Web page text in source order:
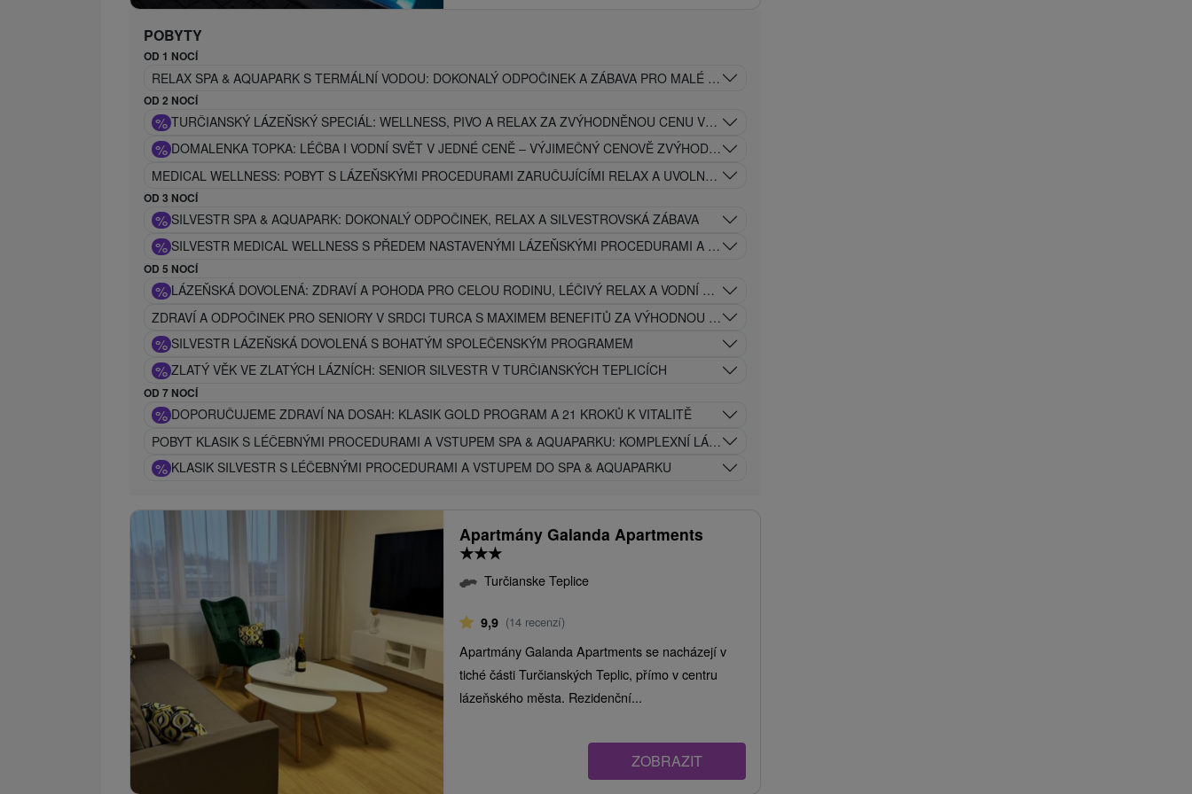
POBYTY
OD 1 NOCÍ
RELAX SPA & AQUAPARK S TERMÁLNÍ VODOU: DOKONALÝ ODPOČINEK A ZÁBAVA PRO MALÉ I VELKÉ
OD 2 NOCÍ
% TURČIANSKÝ LÁZEŇSKÝ SPECIÁL: WELLNESS, PIVO A RELAX ZA ZVÝHODNĚNOU CENU VE VYBRANÝCH TERMÍNECH
% DOMALENKA TOPKA: LÉČBA I VODNÍ SVĚT V JEDNÉ CENĚ – VÝJIMEČNÝ CENOVĚ ZVÝHODNĚNÝ LÁZEŇSKÝ BALÍK
MEDICAL WELLNESS: POBYT S LÁZEŇSKÝMI PROCEDURAMI ZARUČUJÍCÍMI RELAX A UVOLNĚNÍ CELÉHO TĚLA
OD 3 NOCÍ
% SILVESTR SPA & AQUAPARK: DOKONALÝ ODPOČINEK, RELAX A SILVESTROVSKÁ ZÁBAVA
% SILVESTR MEDICAL WELLNESS S PŘEDEM NASTAVENÝMI LÁZEŇSKÝMI PROCEDURAMI A SILVESTROVSKOU ZÁBAVOU
OD 5 NOCÍ
% LÁZEŇSKÁ DOVOLENÁ: ZDRAVÍ A POHODA PRO CELOU RODINU, LÉČIVÝ RELAX A VODNÍ ZÁBAVA V LÁZNÍCH
ZDRAVÍ A ODPOČINEK PRO SENIORY V SRDCI TURCA S MAXIMEM BENEFITŮ ZA VÝHODNOU CENU
% SILVESTR LÁZEŇSKÁ DOVOLENÁ S BOHATÝM SPOLEČENSKÝM PROGRAMEM
% ZLATÝ VĚK VE ZLATÝCH LÁZNÍCH: SENIOR SILVESTR V TURČIANSKÝCH TEPLICÍCH
OD 7 NOCÍ
% DOPORUČUJEME ZDRAVÍ NA DOSAH: KLASIK GOLD PROGRAM A 21 KROKŮ K VITALITĚ
POBYT KLASIK S LÉČEBNÝMI PROCEDURAMI A VSTUPEM SPA & AQUAPARKU: KOMPLEXNÍ LÁZEŇSKÁ PÉČE
% KLASIK SILVESTR S LÉČEBNÝMI PROCEDURAMI A VSTUPEM DO SPA & AQUAPARKU
Apartmány Galanda Apartments
★★★
Turčianske Teplice
9,9 (14 recenzí)
Apartmány Galanda Apartments se nacházejí v
tiché části Turčianských Teplic, přímo v centru
lázeňského města. Rezidenční...
ZOBRAZIT